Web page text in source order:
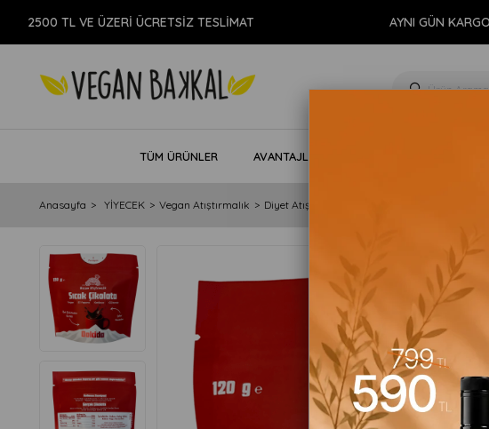
TL VE ÜZERİ ÜCRETSİZ TESLİMAT AYNI GÜN KARGO
TÜM ÜRÜNLER AVANTAJLI PAKETLER
Anasayfa YİYECEK Vegan Atıştırmalık Diyet Atıştırmalık Dolcida Vegan Şekersiz